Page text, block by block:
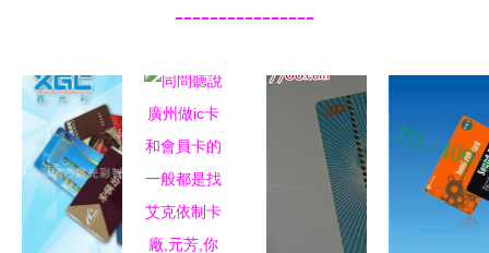
----------------